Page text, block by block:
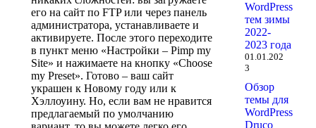
его на сайт по FTP или через панель
администратора, устанавливаете и
активируете. После этого переходите
в пункт меню «Настройки – Pimp my
Site» и нажимаете на кнопку «Choose
my Preset». Готово – ваш сайт
украшен к Новому году или к
Хэллоуину. Но, если вам не нравится
предлагаемый по умолчанию
WordPress
тем зимы
2022-
2023 года
01.01.202
3
Обзор
темы для
WordPress
Druco